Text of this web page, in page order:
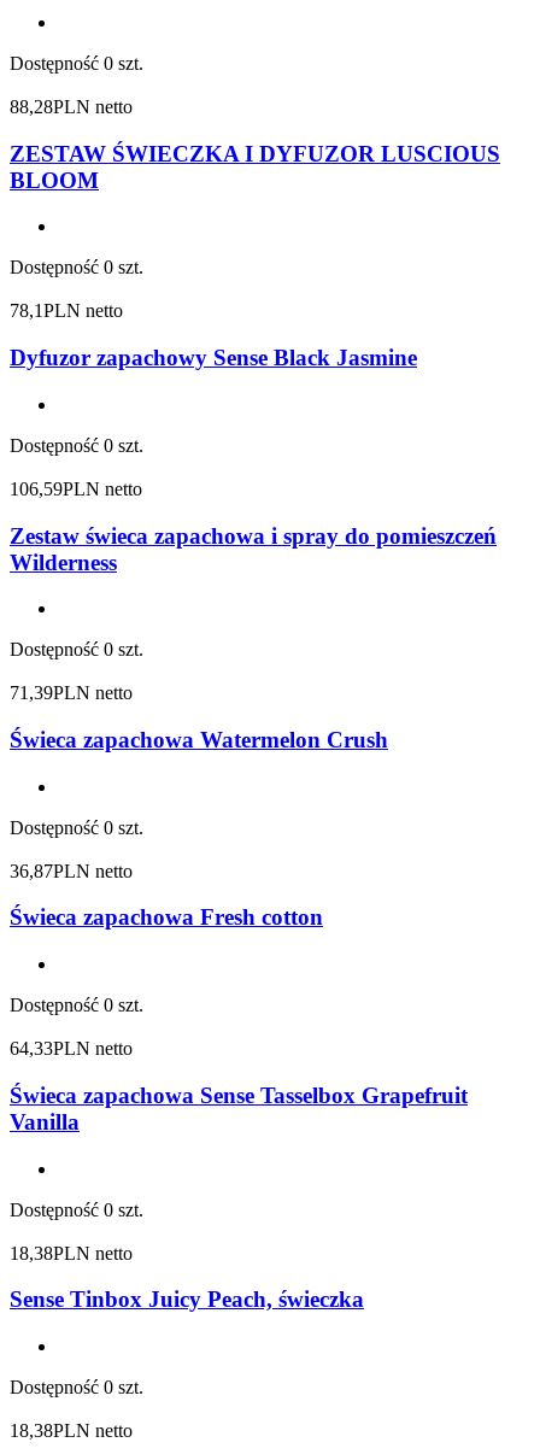
Dostępność 0 szt.
88,28PLN netto
ZESTAW ŚWIECZKA I DYFUZOR LUSCIOUS
BLOOM
Dostępność 0 szt.
78,1PLN netto
Dyfuzor zapachowy Sense Black Jasmine
Dostępność 0 szt.
106,59PLN netto
Zestaw świeca zapachowa i spray do pomieszczeń
Wilderness
Dostępność 0 szt.
71,39PLN netto
Świeca zapachowa Watermelon Crush
Dostępność 0 szt.
36,87PLN netto
Świeca zapachowa Fresh cotton
Dostępność 0 szt.
64,33PLN netto
Świeca zapachowa Sense Tasselbox Grapefruit
Vanilla
Dostępność 0 szt.
18,38PLN netto
Sense Tinbox Juicy Peach, świeczka
Dostępność 0 szt.
18,38PLN netto